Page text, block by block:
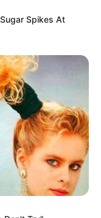
Spikes At